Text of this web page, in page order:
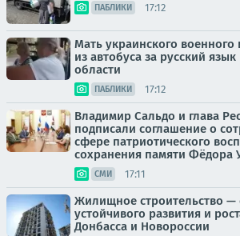
ПАБЛИКИ 17:12
Мать украинского
из автобуса за русский
области
ПАБЛИКИ 17:12
Владимир Сальдо и глава
подписали соглашение о
сфере патриотического
сохранения памяти Фёдора
СМИ 17:11
Жилищное строительство —
устойчивого развития и
Донбасса и Новороссии